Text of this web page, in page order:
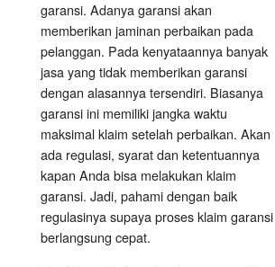
garansi. Adanya garansi akan
memberikan jaminan perbaikan pada
pelanggan. Pada kenyataannya banyak
jasa yang tidak memberikan garansi
dengan alasannya tersendiri. Biasanya
garansi ini memiliki jangka waktu
maksimal klaim setelah perbaikan. Akan
ada regulasi, syarat dan ketentuannya
kapan Anda bisa melakukan klaim
garansi. Jadi, pahami dengan baik
regulasinya supaya proses klaim garansi
berlangsung cepat.